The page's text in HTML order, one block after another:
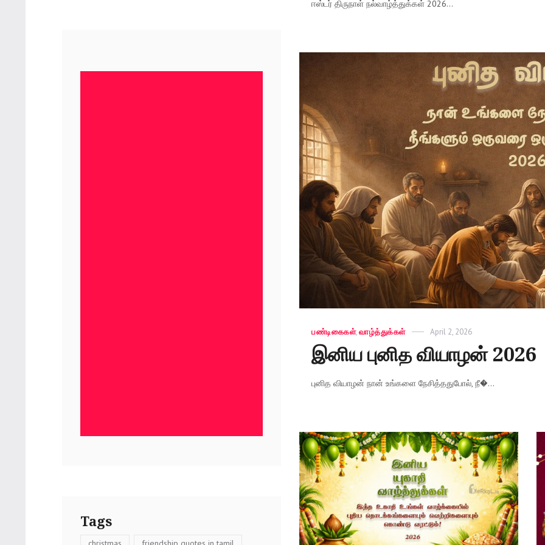
ஈஸ்டர் திருநாள் நல்வாழ்த்துக்கள் 2026...
Categories
பண்டிகைகள்,வாழ்த்துக்கள்
Posted
April 2, 2026
இனிய புனித வியாழன் 2026
புனித வியாழன் நான் உங்களை நேசித்ததுபோல், நீ�...
Tags